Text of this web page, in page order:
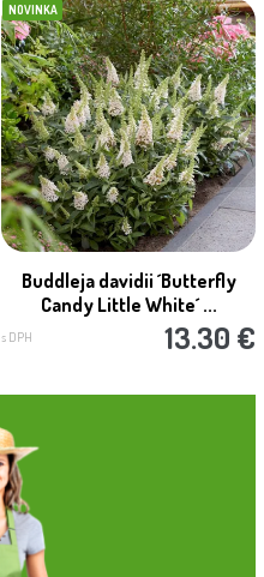
NOVINKA
Buddleja davidii ´Butterfly
Candy Little White´ ...
s DPH 13.30 €